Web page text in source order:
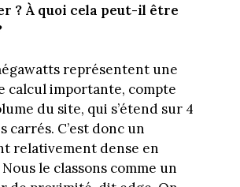
? À quoi cela peut-il être
représentent une
calcul importante, compte
du site, qui s’étend sur 4
carrés. C’est donc un
relativement dense en
le classons comme un